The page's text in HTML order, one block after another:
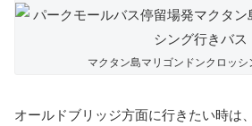
マクタン島マリゴンドンクロッシ
オールドブリッジ方面に行きたい時は